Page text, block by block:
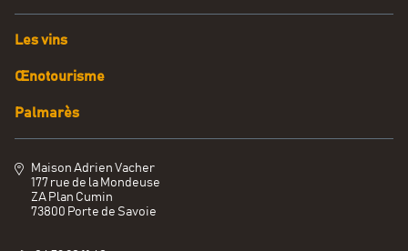
Les vins
Œnotourisme
Palmarès
Maison Adrien Vacher
177 rue de la Mondeuse
ZA Plan Cumin
73800 Porte de Savoie